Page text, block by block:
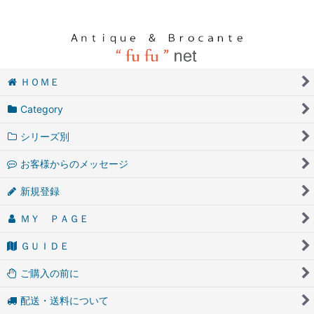
ＨＯＭＥ
Category
シリーズ別
お客様からのメッセージ
新規登録
ＭＹ ＰＡＧＥ
ＧＵＩＤＥ
ご購入の前に
配送・送料について